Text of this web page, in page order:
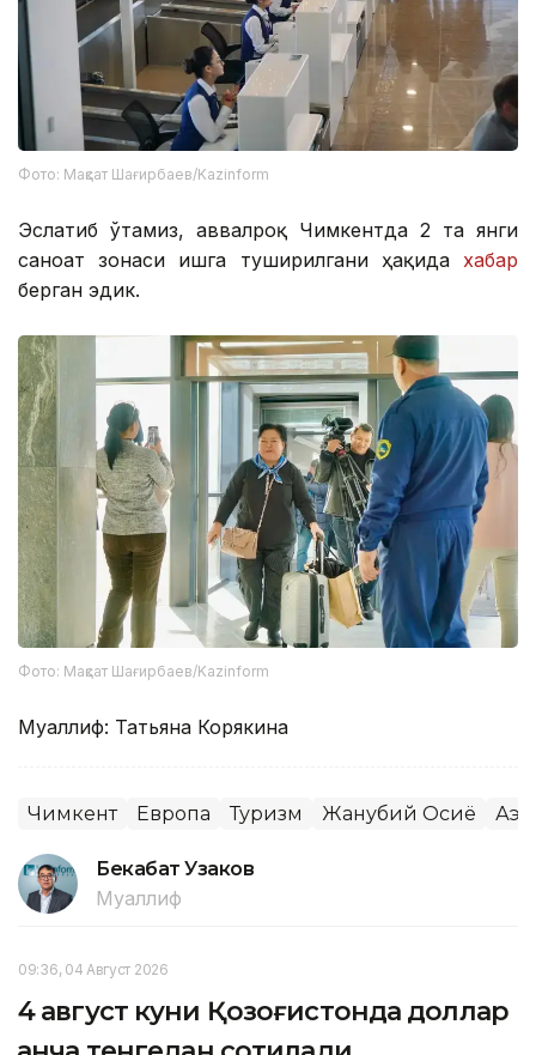
Фото: Мақсат Шағирбаев/Kazinform
Эслатиб ўтамиз, аввалроқ Чимкентда 2 та янги
саноат зонаси ишга туширилгани ҳақида хабар
берган эдик.
Фото: Мақсат Шағирбаев/Kazinform
Муаллиф: Татьяна Корякина
Чимкент Европа Туризм Жанубий Осиё
Бекабат Узаков
Муаллиф
09:36, 04 Август 2026
4 август куни Қозоғистонда доллар